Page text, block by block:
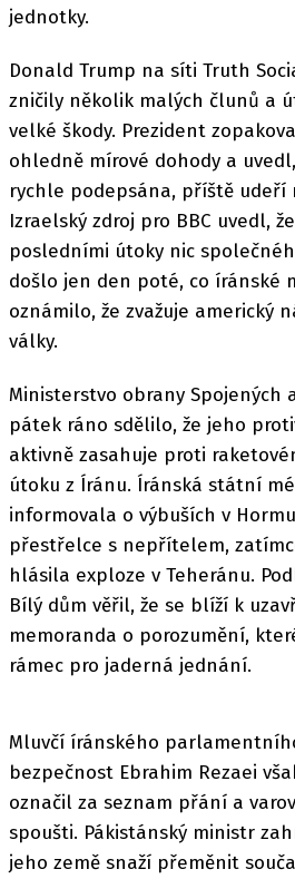
jednotky.
Donald Trump na síti Truth
zničily několik malých člunů a
velké škody. Prezident
ohledně mírové dohody a
rychle podepsána, příště udeří
Izraelský zdroj pro BBC uvedl,
posledními útoky nic
došlo jen den poté, co íránské
oznámilo, že zvažuje americký
války.
Ministerstvo obrany Spojených
pátek ráno sdělilo, že jeho
aktivně zasahuje proti
útoku z Íránu. Íránská státní
informovala o výbuších v
přestřelce s nepřítelem,
hlásila exploze v Teheránu.
Bílý dům věřil, že se blíží k
memoranda o porozumění,
rámec pro jaderná jednání.
Mluvčí íránského
bezpečnost Ebrahim Rezaei
označil za seznam přání a
spoušti. Pákistánský ministr
jeho země snaží přeměnit